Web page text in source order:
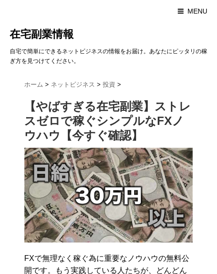
MENU
在宅副業情報
自宅で簡単にできるネットビジネスの情報をお届け。あなたにピッタリの稼
ぎ方を見つけてください。
ホーム > ネットビジネス > 投資 >
【やばすぎる在宅副業】ストレ
スゼロで稼ぐシンプルなFXノ
ウハウ【今すぐ確認】
FXで無理なく稼ぐ為に重要なノウハウの無料公
開です。もう実践している人たちが、どんどん